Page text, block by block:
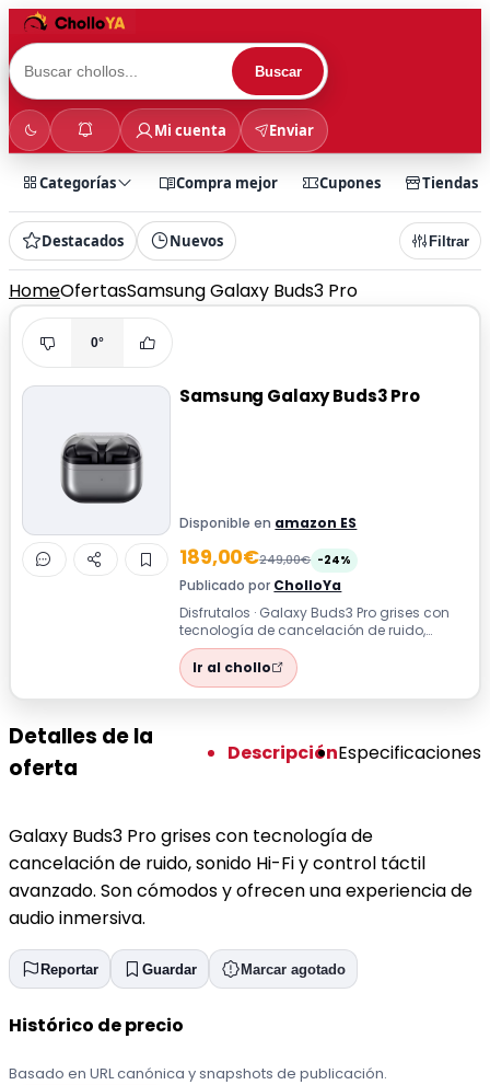
Buscar
Mi cuenta Enviar
Categorías Compra mejor Cupones Tiendas
Destacados Nuevos Filtrar
HomeOfertasSamsung Galaxy Buds3 Pro
0°
Samsung Galaxy Buds3 Pro
Disponible en amazon ES
189,00€249,00€ -24%
Publicado por CholloYa
Disfrutalos · Galaxy Buds3 Pro grises con
tecnología de cancelación de ruido,
sonido Hi-Fi y control táctil avanzado....
Ir al chollo
Detalles de la
oferta
DescripciónEspecificaciones
Galaxy Buds3 Pro grises con tecnología de
cancelación de ruido, sonido Hi-Fi y control táctil
avanzado. Son cómodos y ofrecen una experiencia de
audio inmersiva.
Reportar Guardar Marcar agotado
Histórico de precio
Basado en URL canónica y snapshots de publicación.